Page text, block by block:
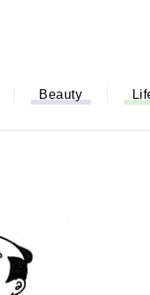
Beauty